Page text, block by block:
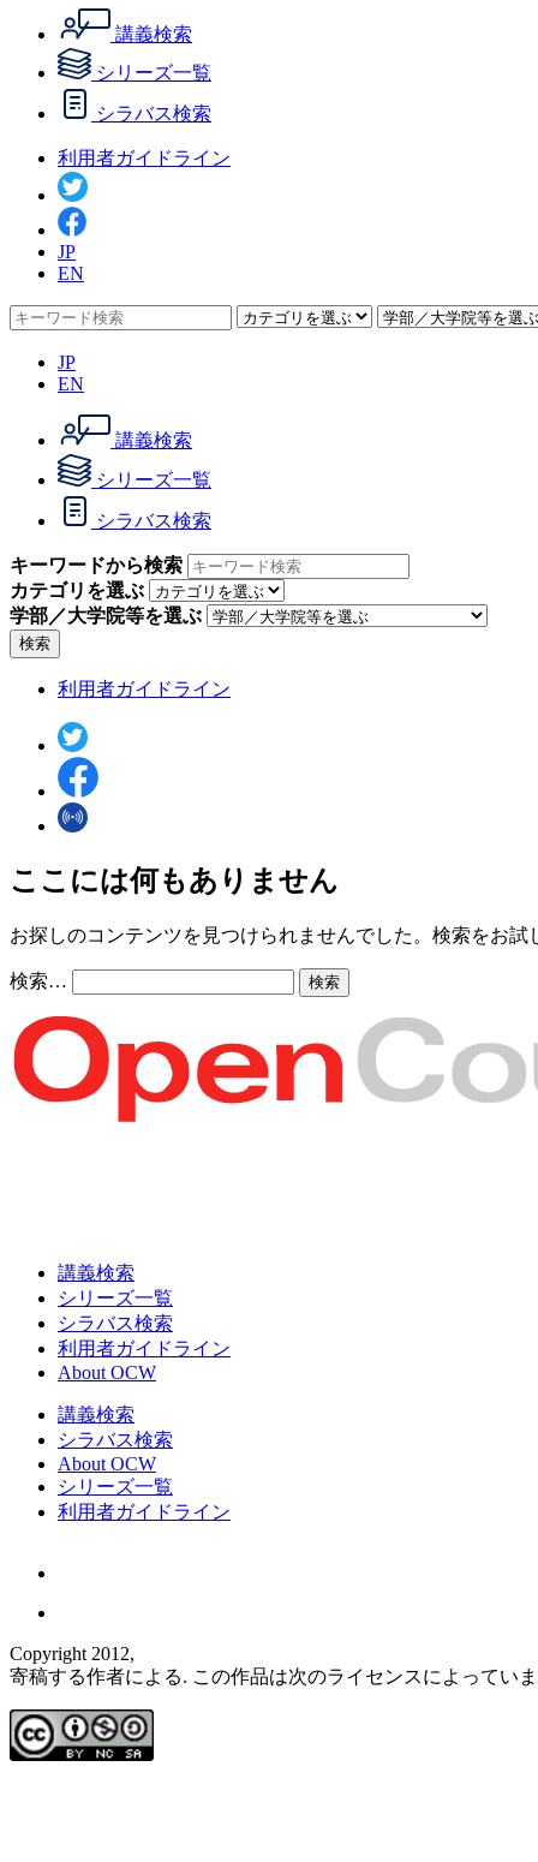
講義検索
シリーズ一覧
シラバス検索
利用者ガイドライン
JP
EN
JP
EN
講義検索
シリーズ一覧
シラバス検索
キーワードから検索
カテゴリを選ぶ
学部／大学院等を選ぶ
検索
利用者ガイドライン
ここには何もありません
お探しのコンテンツを見つけられませんでした。検索をお試
検索…
講義検索
シリーズ一覧
シラバス検索
利用者ガイドライン
About OCW
講義検索
シラバス検索
About OCW
シリーズ一覧
利用者ガイドライン
Copyright 2012,
寄稿する作者による. この作品は次のライセンスによってい